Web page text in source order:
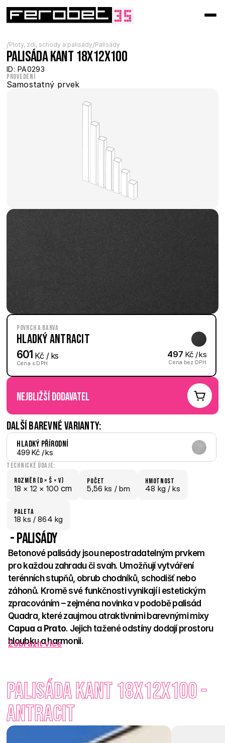
/Ploty, zdi, schody a palisády/Palisády
Palisáda Kant 18x12x100
ID: PA0293
Provedení
Samostatný prvek
Povrch a barva
Hladký Antracit
601 Kč / ks
Cena s DPH
497 Kč / ks
Cena bez DPH
nejbližší dodavatel
Další barevné varianty:
Hladký Přírodní
499 Kč / ks
Technické údaje:
Rozměr (D × š × V)
18 × 12 × 100 cm
počet
5,56 ks / bm
hmotnost
48 kg / ks
paletA
18 ks / 864 kg
- Palisády
Betonové palisády jsou nepostradatelným prvkem
pro každou zahradu či svah. Umožňují vytváření
terénních stupňů, obrub chodníků, schodišť nebo
záhonů. Kromě své funkčnosti vynikají i estetickým
zpracováním – zejména novinka v podobě palisád
Quadra, které zaujmou atraktivními barevnými mixy
Capua a Prato. Jejich tažené odstíny dodají prostoru
hloubku a harmonii.
vaší zahrady. Snadno se kombinují s dalšími prvky venkovní
architektury a přirozeně splynou s okolními materiály. Ať už
budujete opěrnou zeď, lemujete záhon nebo schodiště, s
palisádami vytvoříte stabilní a elegantní řešení.
Zobrazit více
Palisáda Kant 18x12x100 -
Antracit